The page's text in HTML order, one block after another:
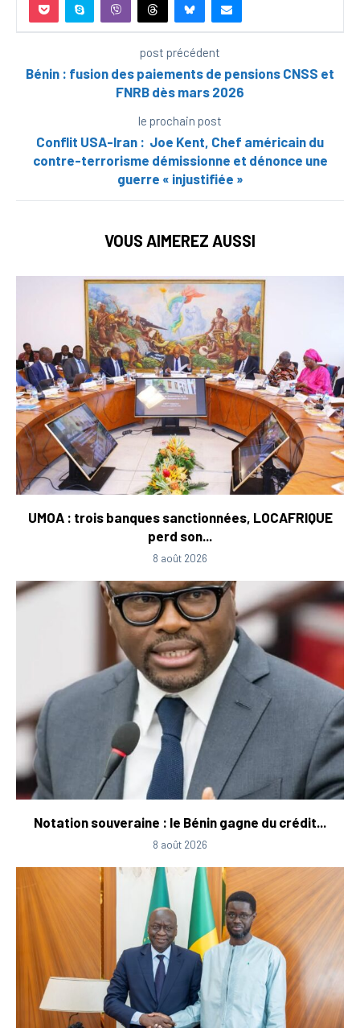
post précédent
Bénin : fusion des paiements de pensions CNSS et
FNRB dès mars 2026
le prochain post
Conflit USA-Iran : Joe Kent, Chef américain du
contre-terrorisme démissionne et dénonce une
guerre « injustifiée »
VOUS AIMEREZ AUSSI
UMOA : trois banques sanctionnées, LOCAFRIQUE
perd son...
8 août 2026
Notation souveraine : le Bénin gagne du crédit...
8 août 2026